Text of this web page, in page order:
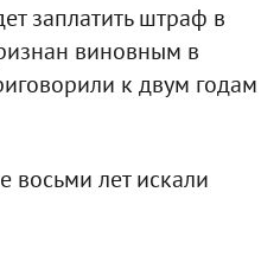
заплатить штраф в
виновным в
к двум годам
восьми лет искали